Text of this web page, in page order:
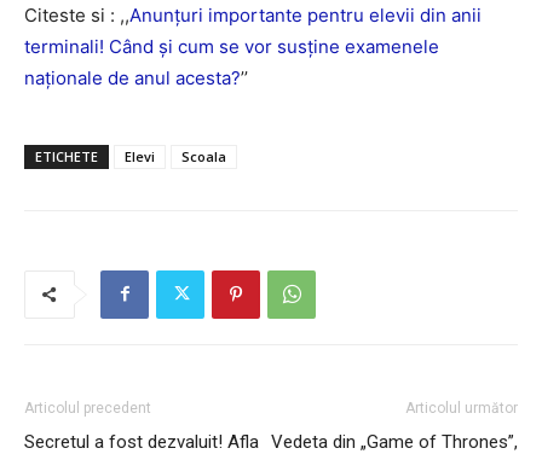
Citeste si : ,,Anunțuri importante pentru elevii din anii
terminali! Când și cum se vor susține examenele
naționale de anul acesta?’’
ETICHETE Elevi Scoala
Articolul precedent
Secretul a fost dezvaluit! Afla
Articolul următor
Vedeta din „Game of Thrones”,